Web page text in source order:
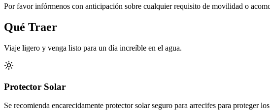
Por favor infórmenos con anticipación sobre cualquier requisito de movilidad o
Qué Traer
Viaje ligero y venga listo para un día increíble en el agua.
Protector Solar
Se recomienda encarecidamente protector solar seguro para arrecifes para proteger